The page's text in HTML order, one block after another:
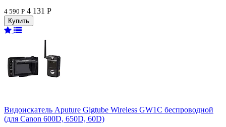
4 590 Р 4 131 Р
Видоискатель Aputure Gigtube Wireless GW1C беспроводной
(для Canon 600D, 650D, 60D)